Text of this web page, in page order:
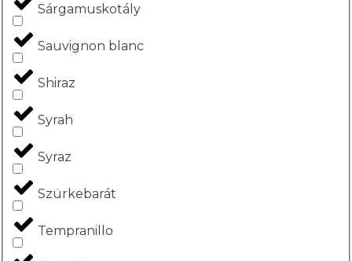
Sárgamuskotály
Sauvignon blanc
Shiraz
Syrah
Syraz
Szürkebarát
Tempranillo